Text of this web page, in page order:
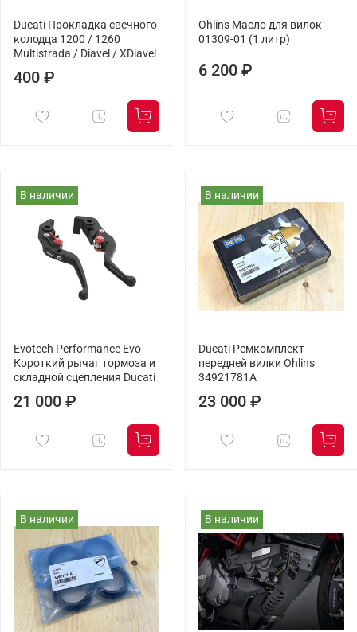
Ducati Прокладка свечного
колодца 1200 / 1260
Multistrada / Diavel / XDiavel
400 ₽
Ohlins Масло для вилок
01309-01 (1 литр)
6 200 ₽
В наличии
Evotech Performance Evo
Короткий рычаг тормоза и
складной сцепления Ducati
21 000 ₽
В наличии
Ducati Ремкомплект
передней вилки Ohlins
34921781A
23 000 ₽
В наличии В наличии